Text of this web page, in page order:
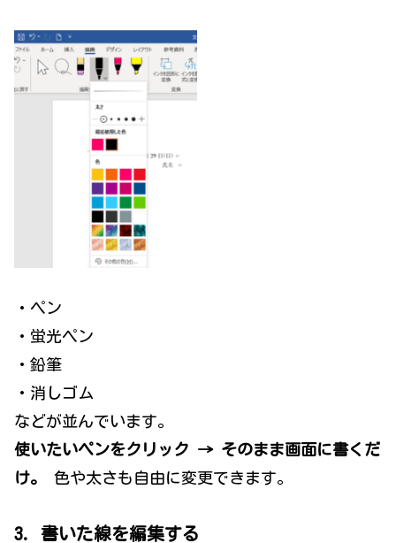
・ペン
・蛍光ペン
・鉛筆
・消しゴム
などが並んでいます。
使いたいペンをクリック → そのまま画面に書くだ
け。
色や太さも自由に変更できます。
3. 書いた線を編集する